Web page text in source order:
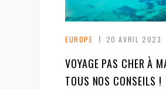
EUROPE 20 AVRIL 2023
VOYAGE PAS CHER À
TOUS NOS CONSEILS !